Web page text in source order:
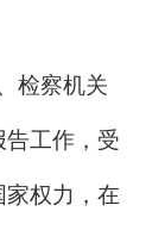
检察机关
工作，受
权力，在